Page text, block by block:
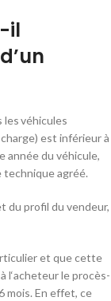
il
véhicules
est inférieur à
année du véhicule,
technique agréé.
du profil du vendeur,
et que cette
l‘acheteur le procès-
mois. En effet, ce